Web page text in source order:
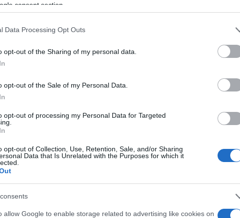
consent section.
Data Processing Opt Outs
opt-out of the Sharing of my personal data.
opt-out of the Sale of my Personal Data.
opt-out of processing my Personal Data for Targeted
opt-out of Collection, Use, Retention, Sale, and/or Sharing
Data that Is Unrelated with the Purposes for which it
allow Google to enable storage related to advertising like cookies on
megünnepli a karácsonyt”! A tavaly
sorozat keretében, karácsonyi légkört
Sportarénába. 2019. december 28-án a komoly- és
szólistákkal, táncosokkal,
az ünnepi hangulatot.
kereteit feszegető koncertshow-n a
dallamokkal, zenei meglepetésekkel készülnek,
fényjátékokkal, vetítéssel tesznek még
vendégei Tompos Kátya, Zemlényi Eszter és Balga
embernek, egy este, ahová mindenkit egy
ezer nehéz sorsú kisgyerek karácsonyát segíti
Szeretetszolgálat Cipősdoboz Akcióját.